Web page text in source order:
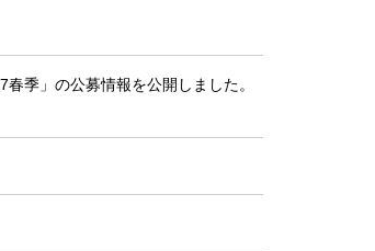
季」の公募情報を公開しました。